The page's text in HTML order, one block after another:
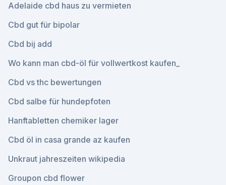
Adelaide cbd haus zu vermieten
Cbd gut für bipolar
Cbd bij add
Wo kann man cbd-öl für vollwertkost kaufen_
Cbd vs thc bewertungen
Cbd salbe für hundepfoten
Hanftabletten chemiker lager
Cbd öl in casa grande az kaufen
Unkraut jahreszeiten wikipedia
Groupon cbd flower